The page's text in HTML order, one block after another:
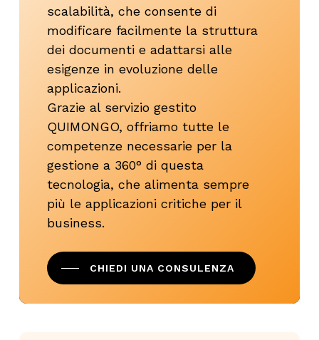
scalabilità, che consente di
modificare facilmente la struttura
dei documenti e adattarsi alle
esigenze in evoluzione delle
applicazioni.
Grazie al servizio gestito
QUIMONGO, offriamo tutte le
competenze necessarie per la
gestione a 360° di questa
tecnologia, che alimenta sempre
più le applicazioni critiche per il
business.
CHIEDI UNA CONSULENZA